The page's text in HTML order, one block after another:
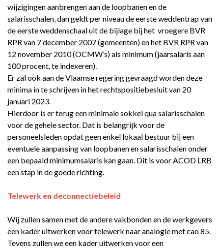
wijzigingen aanbrengen aan de loopbanen en de
salarisschalen, dan geldt per niveau de eerste weddentrap van
de eerste weddenschaal uit de bijlage bij het vroegere BVR
RPR van 7 december 2007 (gemeenten) en het BVR RPR van
12 november 2010 (OCMW’s) als minimum (jaarsalaris aan
100 procent, te indexeren).
Er zal ook aan de Vlaamse regering gevraagd worden deze
minima in te schrijven in het rechtspositiebesluit van 20
januari 2023.
Hierdoor is er terug een minimale sokkel qua salarisschalen
voor de gehele sector. Dat is belangrijk voor de
personeelsleden opdat geen enkel lokaal bestuur bij een
eventuele aanpassing van loopbanen en salarisschalen onder
een bepaald minimumsalaris kan gaan. Dit is voor ACOD LRB
een stap in de goede richting.
Telewerk en deconnectiebeleid
Wij zullen samen met de andere vakbonden en de werkgevers
een kader uitwerken voor telewerk naar analogie met cao 85.
Tevens zullen we een kader uitwerken voor een